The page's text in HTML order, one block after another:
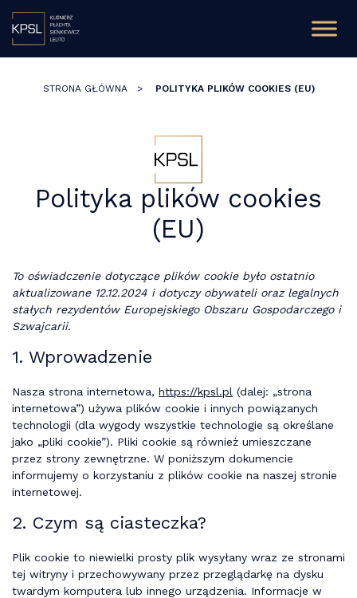
STRONA GŁÓWNA> POLITYKA PLIKÓW COOKIES (EU)
Polityka plików cookies
(EU)
To oświadczenie dotyczące plików cookie było ostatnio
aktualizowane 12.12.2024 i dotyczy obywateli oraz legalnych
stałych rezydentów Europejskiego Obszaru Gospodarczego i
Szwajcarii.
1. Wprowadzenie
Nasza strona internetowa, https://kpsl.pl (dalej: „strona
internetowa”) używa plików cookie i innych powiązanych
technologii (dla wygody wszystkie technologie są określane
jako „pliki cookie”). Pliki cookie są również umieszczane
przez strony zewnętrzne. W poniższym dokumencie
informujemy o korzystaniu z plików cookie na naszej stronie
internetowej.
2. Czym są ciasteczka?
Plik cookie to niewielki prosty plik wysyłany wraz ze stronami
tej witryny i przechowywany przez przeglądarkę na dysku
twardym komputera lub innego urządzenia. Informacje w